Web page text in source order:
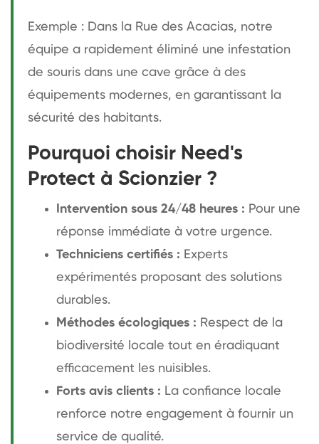
Exemple : Dans la Rue des Acacias, notre
équipe a rapidement éliminé une infestation
de souris dans une cave grâce à des
équipements modernes, en garantissant la
sécurité des habitants.
Pourquoi choisir Need's
Protect à Scionzier ?
Intervention sous 24/48 heures : Pour une
réponse immédiate à votre urgence.
Techniciens certifiés : Experts
expérimentés proposant des solutions
durables.
Méthodes écologiques : Respect de la
biodiversité locale tout en éradiquant
efficacement les nuisibles.
Forts avis clients : La confiance locale
renforce notre engagement à fournir un
service de qualité.